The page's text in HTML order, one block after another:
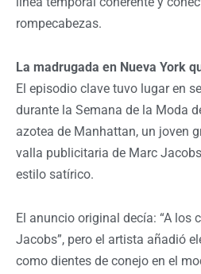
rompecabezas.
La madrugada en Nueva York
El episodio clave tuvo lugar en
durante la Semana de la Moda
azotea de Manhattan, un joven
valla publicitaria de Marc
estilo satírico.
El anuncio original decía: “A los
Jacobs”, pero el artista añadió
como dientes de conejo en el